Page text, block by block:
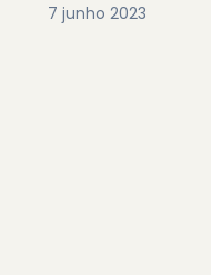
7 junho 2023